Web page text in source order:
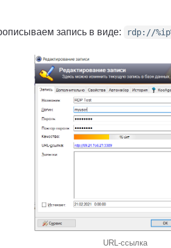
запись в виде: rdp://
URL-ссылка